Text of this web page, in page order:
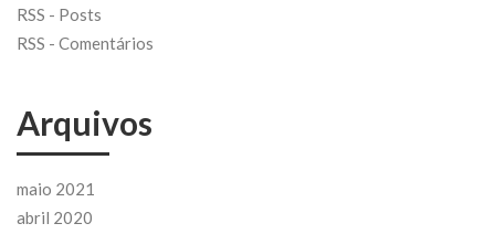
RSS - Posts
RSS - Comentários
Arquivos
maio 2021
abril 2020